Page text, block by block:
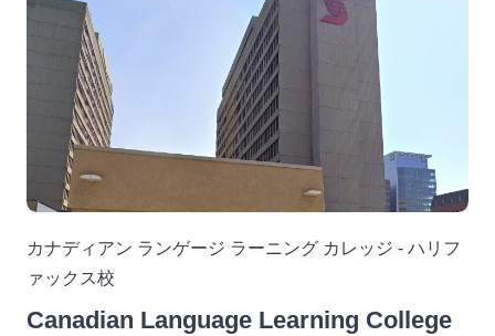
カナディアン ランゲージ ラーニング カレッジ - ハリフ
ァックス校
Canadian Language Learning College